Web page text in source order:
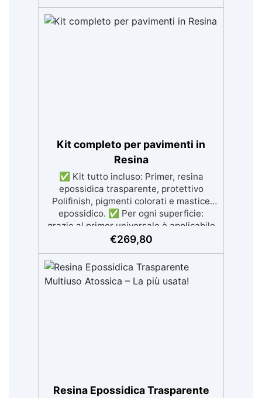
legno, silicone, vetro, metallo e altri
materiali. Certificata post-catalisi
Kit completo per pavimenti in
Resina
✅ Kit tutto incluso: Primer, resina
epossidica trasparente, protettivo
Polifinish, pigmenti colorati e mastice
epossidico. ✅ Per ogni superficie:
grazie al primer universale è applicabile
sia su calcestruzzo, piastrelle e superfici
applicare: Video Guida completa inclusa,
3 semplici passaggi, dalla preparazione
della superficie alla finitura protettiva
€269,80
Resina Epossidica Trasparente